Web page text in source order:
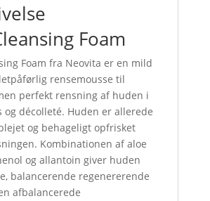
Foam
Foam fra Neovita er en mild
rensemousse til
perfekt rensning af huden i
og décolleté. Huden er allerede
og behageligt opfrisket
Kombinationen af ​​aloe
og allantoin giver huden
balancerende regenererende
afbalancerede